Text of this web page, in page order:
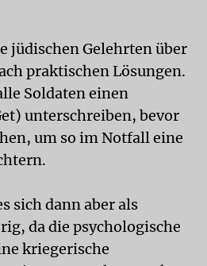
jüdischen Gelehrten über
praktischen Lösungen.
Soldaten einen
unterschreiben, bevor
um so im Notfall eine
sich dann aber als
da die psychologische
kriegerische